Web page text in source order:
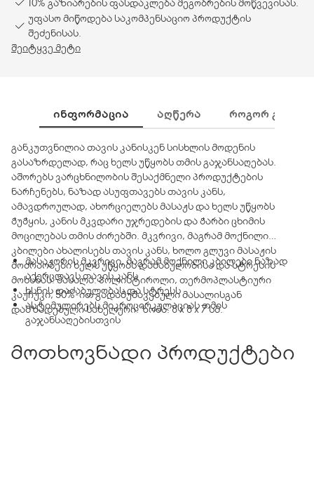
დამზადებული სახელური. ზომა: 8 x 8 x 7 სმ.
უფასო მიწოდება საკომპენსაციო პროდუქტის
შეძენისას.
შეიტყვე მეტი
ᲘᲜᲤᲝᲠᲛᲐᲪᲘᲐ ᲐᲦᲬᲔᲠᲐ ᲠᲝᲒᲝᲠ
განკუთვნილია თავის კანისკენ სისხლის მოდენის
გასაზრდელად, რაც ხელს უწყობს თმის გაჯანსაღებას.
აშორებს ვარცხნილობის შესაქმნელი პროდუქტების
ნარჩენებს, ნაზად ასუფთავებს თავის კანს,
ამავდროულად, ახორციელებს მასაჟს და ხელს უწყობს
ჭუჭყის, კანის მკვდარი უჯრედების და ჭარბი ცხიმის
მოცილებას თმის ძირებში. მკვრივი, მაგრამ მოქნილი
კბილები ახალისებს თავის კანს, ხოლო გლუვი მასაჟის
მოძრაობები ხელს უწყობს დაძაბულობისა და სტრესის
მოხსნას. მასალა: პოლისტიროლი, თერმოპლასტიური
კაუჩუკი, 50%-ით გადამუშავებული მასალისგან
დამზადებული სახელური. ზომა: 8 x 8 x 7 სმ.
მასაჟორის მკვრივი, მაგრამ მოქნილი კბილები ნაზად
აქერცლავს თავის კანს
ხსნის დაძაბულობას და სტრესს
ასტიმულირებს მიკროცირკულაციას თმის
გაჯანსაღებისთვის
მოთხოვნადი პროდუქტები